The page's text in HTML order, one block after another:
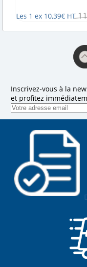
Les 1 ex 10,39€ HT 11
Inscrivez-vous à la
et profitez